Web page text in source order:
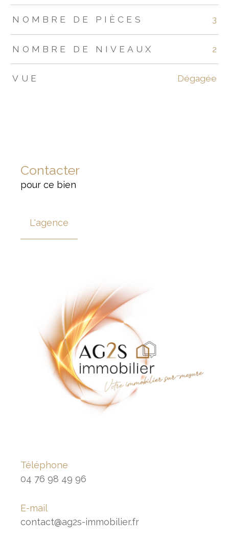
NOMBRE DE PIÈCES 3
NOMBRE DE NIVEAUX 2
VUE Dégagée
Contacter
pour ce bien
L'agence
Téléphone
04 76 98 49 96
E-mail
contact@ag2s-immobilier.fr